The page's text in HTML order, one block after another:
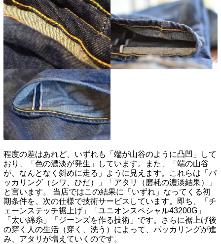
程度の差はあれど、いずれも「端が山谷のように凸凹」して
おり、「色の濃淡が発生」しています。また、「端の山谷
が、なんとなく斜めに走る」ように見えます。これらは「パ
ッカリング（シワ、ひだ）」「アタリ（磨耗の濃淡結果）」
と言います。 当店ではこの結果に「いずれ」なってくる初
期条件を、次の仕様で技術サービスしています。即ち、「チ
ェーンステッチ裾上げ」「ユニオンスペシャル43200G」
「太い綿糸」「ジーンズを作る技術」です。さらに裾上げ後
の穿く人の生活（穿く、洗う）によって、パッカリングが進
み、アタリが増えていくのです。